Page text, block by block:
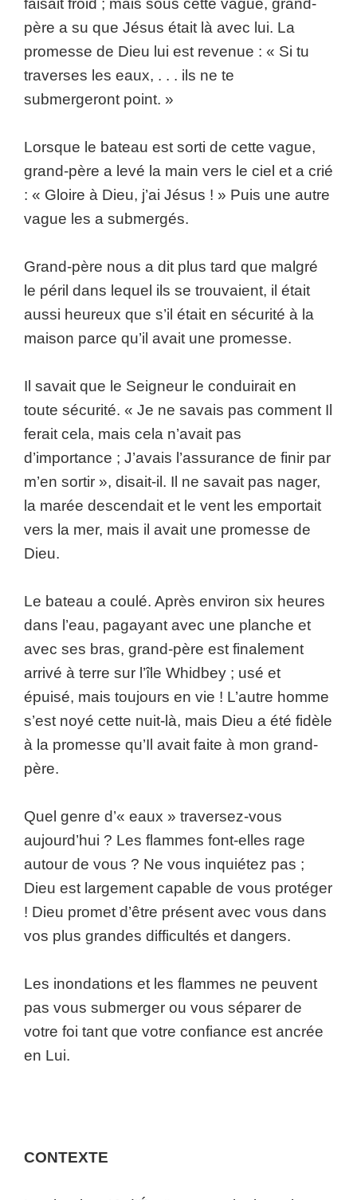
faisait froid ; mais sous cette vague, grand-
père a su que Jésus était là avec lui. La
promesse de Dieu lui est revenue : « Si tu
traverses les eaux, . . . ils ne te
submergeront point. »
Lorsque le bateau est sorti de cette vague,
grand-père a levé la main vers le ciel et a crié
: « Gloire à Dieu, j’ai Jésus ! » Puis une autre
vague les a submergés.
Grand-père nous a dit plus tard que malgré
le péril dans lequel ils se trouvaient, il était
aussi heureux que s’il était en sécurité à la
maison parce qu’il avait une promesse.
Il savait que le Seigneur le conduirait en
toute sécurité. « Je ne savais pas comment Il
ferait cela, mais cela n’avait pas
d’importance ; J’avais l’assurance de finir par
m’en sortir », disait-il. Il ne savait pas nager,
la marée descendait et le vent les emportait
vers la mer, mais il avait une promesse de
Dieu.
Le bateau a coulé. Après environ six heures
dans l’eau, pagayant avec une planche et
avec ses bras, grand-père est finalement
arrivé à terre sur l’île Whidbey ; usé et
épuisé, mais toujours en vie ! L’autre homme
s’est noyé cette nuit-là, mais Dieu a été fidèle
à la promesse qu’Il avait faite à mon grand-
père.
Quel genre d’« eaux » traversez-vous
aujourd’hui ? Les flammes font-elles rage
autour de vous ? Ne vous inquiétez pas ;
Dieu est largement capable de vous protéger
! Dieu promet d’être présent avec vous dans
vos plus grandes difficultés et dangers.
Les inondations et les flammes ne peuvent
pas vous submerger ou vous séparer de
votre foi tant que votre confiance est ancrée
en Lui.
CONTEXTE